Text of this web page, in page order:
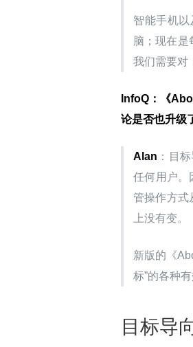
智能手机
脑；现在是
我们需要对
InfoQ ：《
论是否也升级
Alan ：目
任何用户。
管操作方式
上没有变。
新版的《
标”的各种有
目标导